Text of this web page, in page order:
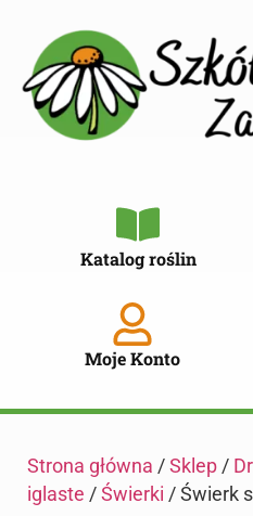
Katalog roślin
Moje Konto
Strona główna / Sklep /
iglaste / Świerki / Świerk